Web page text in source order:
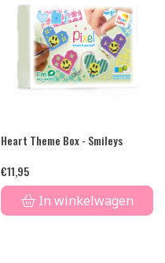
Heart Theme Box - Smileys
€11,95
In winkelwagen